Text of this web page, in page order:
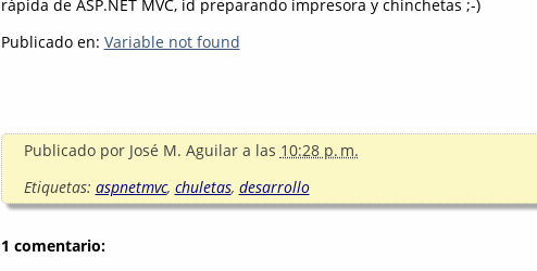
rápida de ASP.NET MVC, id preparando impresora y chinchetas ;-)
Publicado en: Variable not found
Publicado por José M. Aguilar a las 10:28 p. m.
Etiquetas: aspnetmvc, chuletas, desarrollo
1 comentario: